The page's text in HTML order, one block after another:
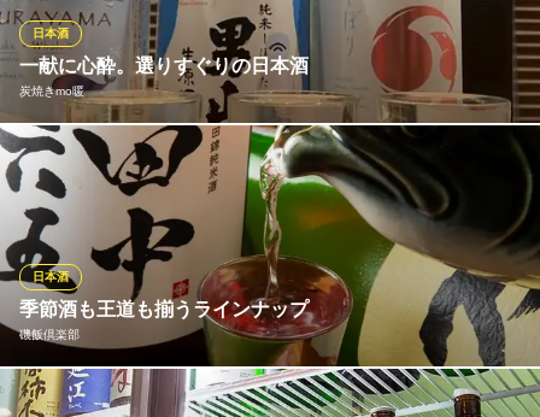
られた日本酒は当店の料理との相性も抜群です。
牛タン焼専門店 ヨコマサ
仙台名物牛タンを大名で
地下鉄空港線（1号線）赤坂駅 徒歩5分
福岡県福岡市中央区大名1-8-33 大名エイトビル2F
一献に心酔。選りすぐりの日本酒
炭焼きmo暖
日本酒
厳選した3つの異なる個性を少しずつお楽しみいただける「日本酒
3種飲み比べセット」がおすすめです。飲み進めるうちに、きっと
あなたの心に響く「運命の一杯」が見つかるはず！また、春夏秋
冬、日本の四季の移ろいに合わせて、その季節にしか出会えない
「季節の日本酒」もご用意しております。一期一会の出会いをぜ
ひ。
炭火焼き×日本酒
地下鉄空港線（1号線）赤坂駅 徒歩3分
季節酒も王道も揃うラインナップ
磯飯倶楽部
日本酒
釣り魚のメニューの味わいを引き立てるような日本酒は常時10種